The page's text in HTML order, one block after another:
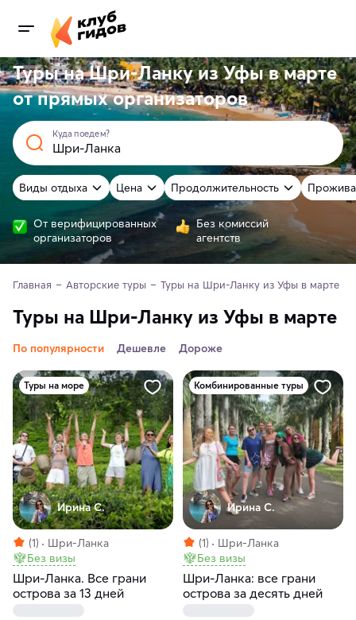
Туры на Шри-Ланку из Уфы в марте
отпрямыхорганизаторов
Куда поедем?
Виды отдыха Цена Продолжительность
От верифицированных
организаторов
Без комиссий
агентств
Главная Авторские туры Туры на Шри-Ланку из Уфы в марте
Туры на Шри-Ланку из Уфы в марте
По популярности Дешевле Дороже
Туры на море
Ирина С.
(1)
Шри-Ланка
Без визы
Шри-Ланка. Все грани
острова за 13 дней
Комбинированные туры
Ирина С.
(1)
Шри-Ланка
Без визы
Шри-Ланка: все грани
острова за десять дней